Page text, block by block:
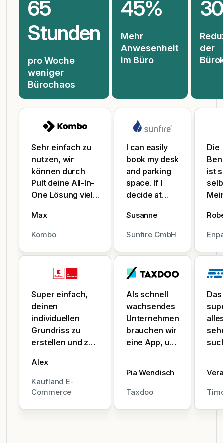
65
Stunden
pro Woche
weniger
Bürochaos
45%
Mehr
Anwesenheit
im Büro
der
Sehr einfach zu
nutzen, wir
können durch
Pult deine All-In-
One Lösung viele
gleichzeitig
abdecken.
Max
Kombo
I can easily
book my desk
and parking
space. If I
decide at
that I’d rather
sit
else,
changing my
booking is
just as easy.
Susanne
Sunfire GmbH
Die
ist
Super einfach,
deinen
individuellen
Grundriss zu
erstellen und zu
Schreibtische,
Bereiche und
Richtlinien
Alex
Kaufland E-
Commerce
Als schnell
wachsendes
Unternehmen
brauchen wir
eine App, um
zu verwalten
und zu
Pia Wendisch
Taxdoo
Vera